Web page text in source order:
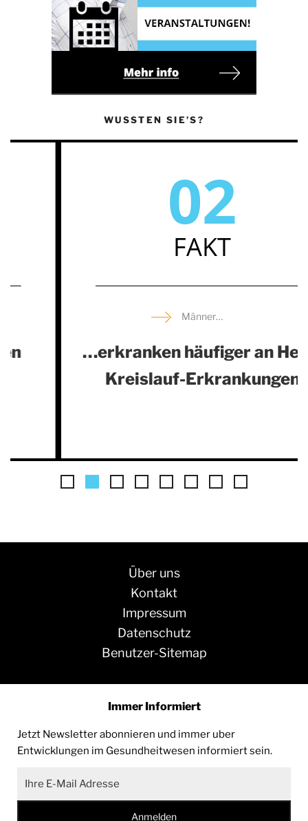
WUSSTEN SIE’S?
02
FAKT
Männer…
…erkranken häufiger an Herz-
Kreislauf-Erkrankungen
Über uns
Kontakt
Impressum
Datenschutz
Benutzer-Sitemap
Immer Informiert
Jetzt Newsletter abonnieren und immer uber
Entwicklungen im Gesundheitwesen informiert sein.